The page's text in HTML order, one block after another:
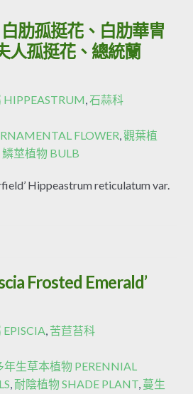
肋孤挺花、白肋華冑
人孤挺花、總統蘭
HIPPEASTRUM,石蒜科
FLOWER,觀葉植
鱗莖植物 BULB
Hippeastrum reticulatum var.
Frosted Emerald’
, 苦苣苔科
年生草本植物 PERENNIAL
,耐陰植物 SHADE PLANT, 蔓生